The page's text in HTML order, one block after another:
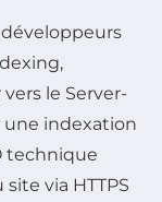
le Server-
une indexation
technique
via HTTPS